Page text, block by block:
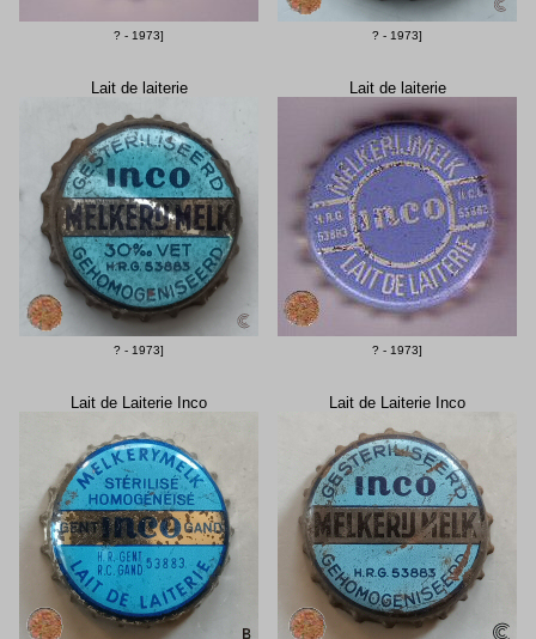
? - 1973] ? - 1973]
Lait de laiterie
? - 1973]
Lait de laiterie
? - 1973]
Lait de Laiterie Inco Lait de Laiterie Inco